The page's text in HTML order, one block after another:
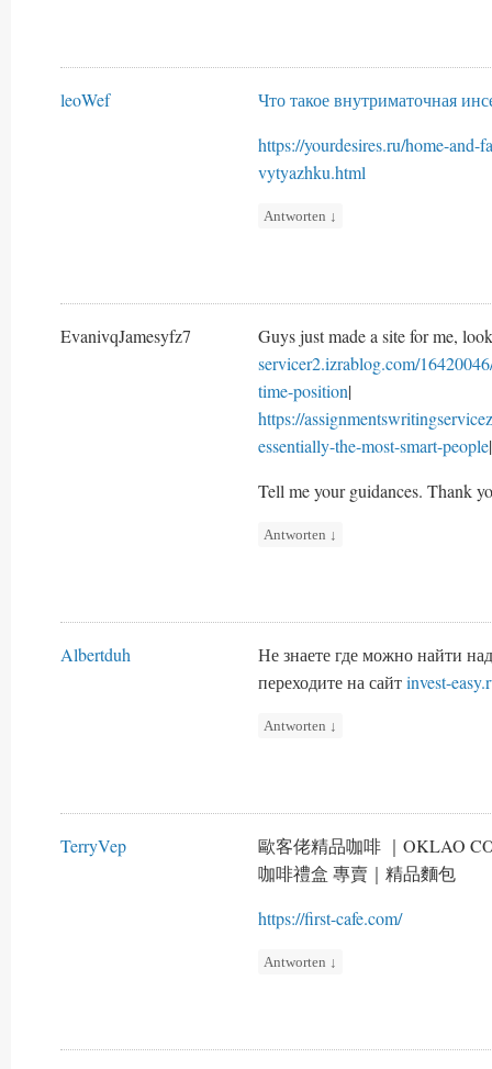
leoWef
Что такое внутриматочная
https://yourdesires.ru/home-
vytyazhku.html
Antworten ↓
EvanivqJamesyfz7
Guys just made a site for me,
servicer2.izrablog.com/
time-position|
https://
essentially-the-most-smart-people|
Tell me your guidances. Thank
Antworten ↓
Albertduh
Не знаете где можно найти
переходите на сайтinvest-
Antworten ↓
TerryVep
歐客佬精品咖啡 ｜OKLAO
咖啡禮盒 專賣｜精品麵包
https://first-cafe.com/
Antworten ↓